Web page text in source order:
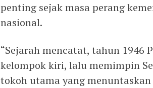
penting sejak masa perang
nasional.
“Sejarah mencatat, tahun 1946
kelompok kiri, lalu memimpin
tokoh utama yang